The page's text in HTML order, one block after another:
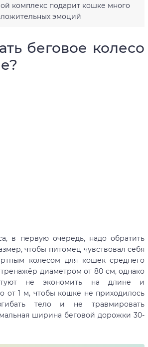
комплекс подарит кошке много
эмоций
беговое колесо
в первую очередь, надо обратить
чтобы питомец чувствовал себя
колесом для кошек среднего
тренажёр диаметром от 80 см, однако
не экономить на длине и
от 1 м, чтобы кошке не приходилось
тело и не травмировать
ширина беговой дорожки 30-